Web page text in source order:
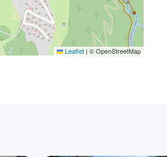
Leaflet | © OpenStreetMap